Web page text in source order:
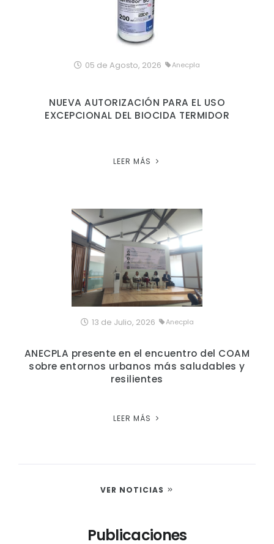
05 de Agosto, 2026 Anecpla
NUEVA AUTORIZACIÓN PARA EL USO
EXCEPCIONAL DEL BIOCIDA TERMIDOR
LEER MÁS
13 de Julio, 2026 Anecpla
ANECPLA presente en el encuentro del COAM
sobre entornos urbanos más saludables y
resilientes
LEER MÁS
VER NOTICIAS
Publicaciones